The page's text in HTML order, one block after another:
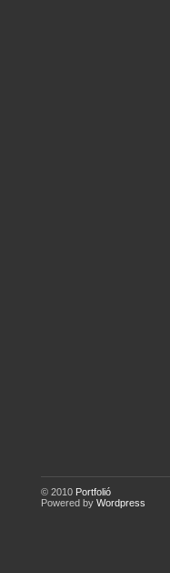
© 2010 Portfolió
Powered by Wordpress